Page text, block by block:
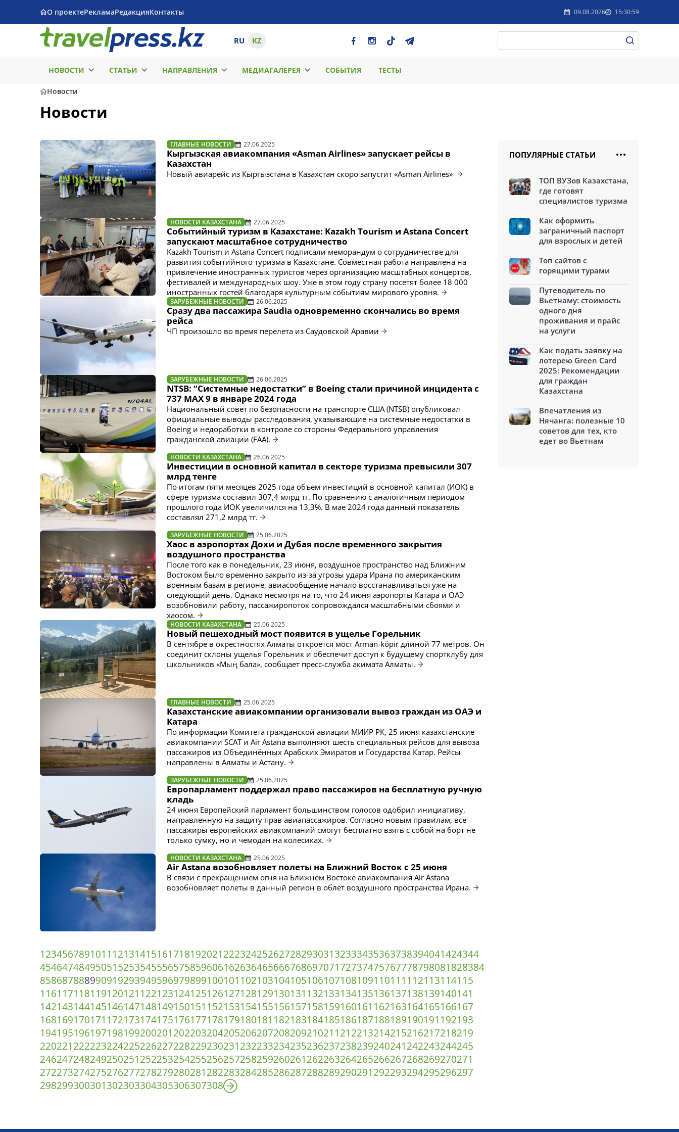
О проектеРекламаРедакцияКонтакты 09.08.2026 15:30:59
RU KZ
НОВОСТИ СТАТЬИ НАПРАВЛЕНИЯ МЕДИАГАЛЕРЕЯ СОБЫТИЯ ТЕСТЫ
Новости
Новости
ГЛАВНЫЕ НОВОСТИ 27.06.2025
Кыргызская авиакомпания «Asman Airlines» запускает рейсы в
Казахстан
Новый авиарейс из Кыргызстана в Казахстан скоро запустит «Asman Airlines»
НОВОСТИ КАЗАХСТАНА 27.06.2025
Событийный туризм в Казахстане: Kazakh Tourism и Astana Concert
запускают масштабное сотрудничество
Kazakh Tourism и Astana Concert подписали меморандум о сотрудничестве для
развития событийного туризма в Казахстане. Совместная работа направлена на
привлечение иностранных туристов через организацию масштабных концертов,
фестивалей и международных шоу. Уже в этом году страну посетят более 18 000
иностранных гостей благодаря культурным событиям мирового уровня.
ЗАРУБЕЖНЫЕ НОВОСТИ 26.06.2025
Сразу два пассажира Saudia одновременно скончались во время
рейса
ЧП произошло во время перелета из Саудовской Аравии
ЗАРУБЕЖНЫЕ НОВОСТИ 26.06.2025
NTSB: “Системные недостатки” в Boeing стали причиной инцидента с
737 MAX 9 в январе 2024 года
Национальный совет по безопасности на транспорте США (NTSB) опубликовал
официальные выводы расследования, указывающие на системные недостатки в
Boeing и недоработки в контроле со стороны Федерального управления
гражданской авиации (FAA).
НОВОСТИ КАЗАХСТАНА 26.06.2025
Инвестиции в основной капитал в секторе туризма превысили 307
млрд тенге
По итогам пяти месяцев 2025 года объем инвестиций в основной капитал (ИОК) в
сфере туризма составил 307,4 млрд тг. По сравнению с аналогичным периодом
прошлого года ИОК увеличился на 13,3%. В мае 2024 года данный показатель
составлял 271,2 млрд тг.
ЗАРУБЕЖНЫЕ НОВОСТИ 25.06.2025
Хаос в аэропортах Дохи и Дубая после временного закрытия
воздушного пространства
После того как в понедельник, 23 июня, воздушное пространство над Ближним
Востоком было временно закрыто из-за угрозы удара Ирана по американским
военным базам в регионе, авиасообщение начало восстанавливаться уже на
следующий день. Однако несмотря на то, что 24 июня аэропорты Катара и ОАЭ
возобновили работу, пассажиропоток сопровождался масштабными сбоями и
хаосом.
НОВОСТИ КАЗАХСТАНА 25.06.2025
Новый пешеходный мост появится в ущелье Горельник
В сентябре в окрестностях Алматы откроется мост Arman-köpir длиной 77 метров. Он
соединит склоны ущелья Горельник и обеспечит доступ к будущему спортклубу для
школьников «Мың бала», сообщает пресс-служба акимата Алматы.
ГЛАВНЫЕ НОВОСТИ 25.06.2025
Казахстанские авиакомпании организовали вывоз граждан из ОАЭ и
Катара
По информации Комитета гражданской авиации МИИР РК, 25 июня казахстанские
авиакомпании SCAT и Air Astana выполняют шесть специальных рейсов для вывоза
пассажиров из Объединённых Арабских Эмиратов и Государства Катар. Рейсы
направлены в Алматы и Астану.
ЗАРУБЕЖНЫЕ НОВОСТИ 25.06.2025
Европарламент поддержал право пассажиров на бесплатную ручную
кладь
24 июня Европейский парламент большинством голосов одобрил инициативу,
направленную на защиту прав авиапассажиров. Согласно новым правилам, все
пассажиры европейских авиакомпаний смогут бесплатно взять с собой на борт не
только сумку, но и чемодан на колесиках.
НОВОСТИ КАЗАХСТАНА 25.06.2025
Air Astana возобновляет полеты на Ближний Восток с 25 июня
В связи с прекращением огня на Ближнем Востоке авиакомпания Air Astana
возобновляет полеты в данный регион в облет воздушного пространства Ирана.
1234567891011 121314151617181920212223242526272829303132333435363738394041424344
45464748495051525354555657585960616263646566676869707172737475767778798081828384
858687888990919293949596979899100101 102103104105106107108109110111 112113114115
116117118119120121 122123124125126127128129130131 132133134135136137138139140141
142143144145146147148149150151 152153154155156157158159160161 162163164165166167
168169170171 172173174175176177178179180181 182183184185186187188189190191 192193
194195196197198199200201202203204205206207208209210211212213214215216217218219
220221222223224225226227228229230231232233234235236237238239240241242243244245
246247248249250251252253254255256257258259260261262263264265266267268269270271
272273274275276277278279280281282283284285286287288289290291292293294295296297
298299300301302303304305306307308
ПОПУЛЯРНЫЕ СТАТЬИ
ТОП ВУЗов Казахстана,
где готовят
специалистов туризма
Как оформить
заграничный паспорт
для взрослых и детей
Топ сайтов с
горящими турами
Путеводитель по
Вьетнаму: стоимость
одного дня
проживания и прайс
на услуги
Как подать заявку на
лотерею Green Card
2025: Рекомендации
для граждан
Казахстана
Впечатления из
Нячанга: полезные 10
советов для тех, кто
едет во Вьетнам